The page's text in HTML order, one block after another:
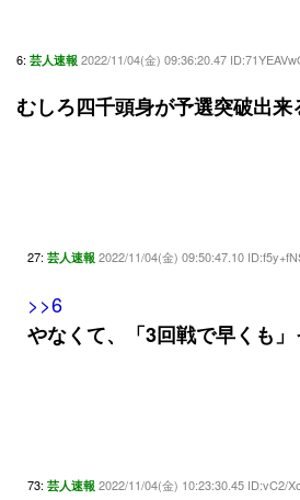
6: 芸人速報 2022/11/04(金) 09:36:20.47
むしろ四千頭身が予選突破出
27: 芸人速報 2022/11/04(金) 09:50:47.10
>>6
やなくて、「3回戦で早くも
73: 芸人速報 2022/11/04(金) 10:23:30.45 ID:vC2/